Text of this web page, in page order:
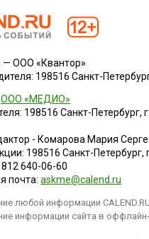
— ООО «Квантор»
198516 Санкт-
ООО «МЕДИО»
198516 Санкт-Петербург,
- Комарова Мария
198516 Санкт-Петербург,
812 640-06-60
почта:askme@calend.ru
любой информации
информации сайта в